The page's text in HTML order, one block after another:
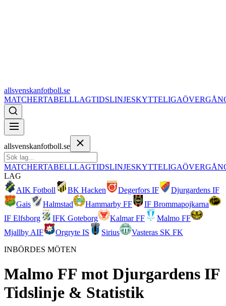
allsvenskanfotboll.se
MATCHERTABELLLAGTIDSLINJESKYTTELIGA
allsvenskanfotboll.se
MATCHERTABELLLAGTIDSLINJESKYTTELIGA
LAG
AIK Fotboll
BK Hacken Degerfors IF
Djurgardens IF
Gais
Halmstad Hammarby FF
IF Brommapojkarna
IF Elfsborg
IFK Goteborg Kalmar FF
Malmo FF
Mjallby AIF
Orgryte IS Sirius
Vasteras SK FK
INBÖRDES MÖTEN
Malmo FF mot Djurgardens IF
Tidslinje & Statistik